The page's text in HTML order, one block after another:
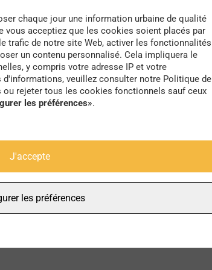
de retraite
chaque jour une information urbaine de qualité
vous acceptiez que les cookies soient placés par
trafic de notre site Web, activer les fonctionnalités
un contenu personnalisé. Cela impliquera le
y compris votre adresse IP et votre
veuillez consulter notre Politique de
rejeter tous les cookies fonctionnels sauf ceux
les préférences».
J'accepte
les préférences